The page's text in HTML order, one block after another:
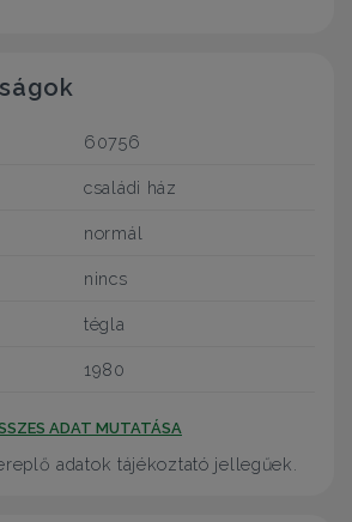
60756
családi ház
normál
nincs
tégla
1980
ADAT MUTATÁSA
adatok tájékoztató jellegűek.